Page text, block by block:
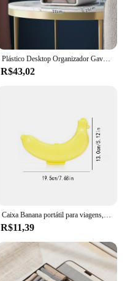
Plástico Desktop Organizador Gaveta, Maquiagem Caixa De Armazenamento, Empilhável Jóias Recipiente, Grande Máscara, Armazenamento De Escritório, Medicina, Dustproof
R$43,02
Caixa Banana portátil para viagens, caixa de armazenamento de frutas, forma de banana plástica, estojo protetor ao ar livre, 3 cores
R$11,39